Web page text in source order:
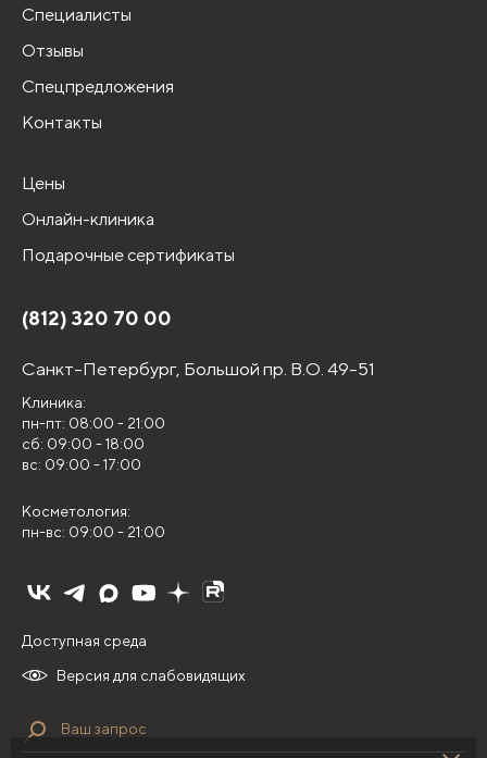
Специалисты
Отзывы
Спецпредложения
Контакты
Цены
Онлайн-клиника
Подарочные сертификаты
(812) 320 70 00
Санкт-Петербург, Большой пр. В.О. 49-51
Клиника:
пн-пт: 08:00 - 21:00
сб: 09:00 - 18:00
вс: 09:00 - 17:00
Косметология:
пн-вс: 09:00 - 21:00
Версия для слабовидящих
Доступная среда